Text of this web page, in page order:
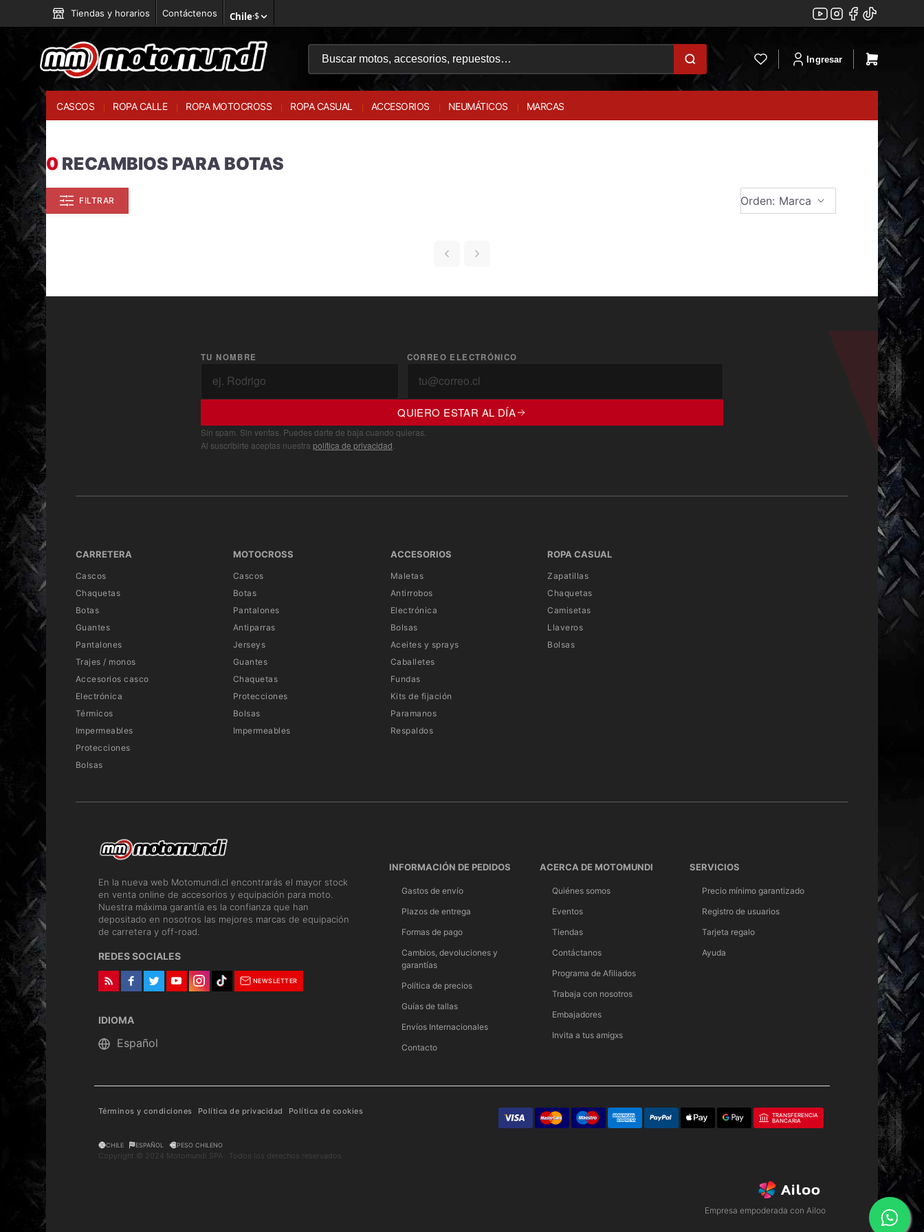
Tiendas y horarios Contáctenos Chile·$
Ingresar
CASCOS ROPA CALLE ROPA MOTOCROSS ROPA CASUAL ACCESORIOS NEUMÁTICOS MARCAS
0 RECAMBIOS PARA BOTAS
FILTRAR Orden: Marca
TU NOMBRE CORREO ELECTRÓNICO
QUIERO ESTAR AL DÍA
Sin spam. Sin ventas. Puedes darte de baja cuando quieras.
Al suscribirte aceptas nuestra política de privacidad
CARRETERA
Cascos
Chaquetas
Botas
Guantes
Pantalones
Trajes / monos
Accesorios casco
Electrónica
Térmicos
Impermeables
Protecciones
Bolsas
MOTOCROSS
Cascos
Botas
Pantalones
Antiparras
Jerseys
Guantes
Chaquetas
Protecciones
Bolsas
Impermeables
ACCESORIOS
Maletas
Antirrobos
Electrónica
Bolsas
Aceites y sprays
Caballetes
Fundas
Kits de fijación
Paramanos
Respaldos
ROPA CASUAL
Zapatillas
Chaquetas
Camisetas
Llaveros
Bolsas
En la nueva web Motomundi.cl encontrarás el mayor stock
en venta online de accesorios y equipación para moto.
Nuestra máxima garantía es la confianza que han
depositado en nosotros las mejores marcas de equipación
de carretera y off-road.
REDES SOCIALES
NEWSLETTER
IDIOMA
INFORMACIÓN DE PEDIDOS
Gastos de envío
Plazos de entrega
Formas de pago
Cambios, devoluciones y
garantías
Política de precios
Guías de tallas
Envíos Internacionales
Contacto
ACERCA DE MOTOMUNDI
Quiénes somos
Eventos
Tiendas
Contáctanos
Programa de Afiliados
Trabaja con nosotros
Embajadores
Invita a tus amigxs
SERVICIOS
Precio mínimo garantizado
Registro de usuarios
Tarjeta regalo
Ayuda
Términos y condiciones Política de privacidad Política de cookies
CHILE ESPAÑOL PESO CHILENO
Copyright © 2024 Motomundi SPA · Todos los derechos reservados
TRANSFERENCIA
BANCARIA
Empresa empoderada con Ailoo